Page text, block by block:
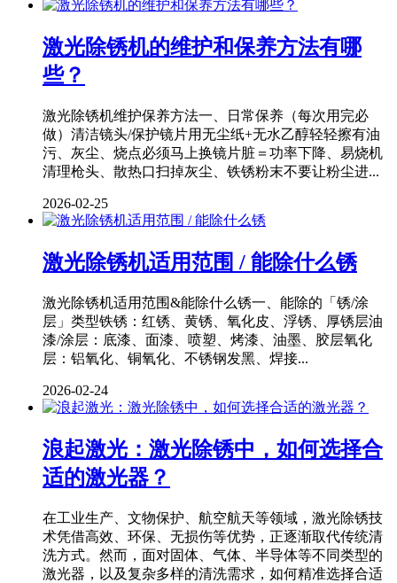
激光除锈机的维护和保养方法有哪
些？
激光除锈机维护保养方法一、日常保养（每次用完必
做）清洁镜头/保护镜片用无尘纸+无水乙醇轻轻擦有油
污、灰尘、烧点必须马上换镜片脏＝功率下降、易烧机
清理枪头、散热口扫掉灰尘、铁锈粉末不要让粉尘进...
2026-02-25
激光除锈机适用范围 / 能除什么锈
激光除锈机适用范围&能除什么锈一、能除的「锈/涂
层」类型铁锈：红锈、黄锈、氧化皮、浮锈、厚锈层油
漆/涂层：底漆、面漆、喷塑、烤漆、油墨、胶层氧化
层：铝氧化、铜氧化、不锈钢发黑、焊接...
2026-02-24
浪起激光：激光除锈中，如何选择合
适的激光器？
在工业生产、文物保护、航空航天等领域，激光除锈技
术凭借高效、环保、无损伤等优势，正逐渐取代传统清
洗方式。然而，面对固体、气体、半导体等不同类型的
激光器，以及复杂多样的清洗需求，如何精准选择合适